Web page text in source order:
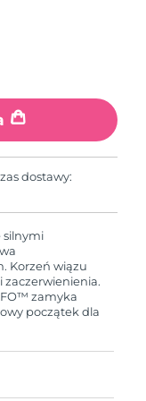
dostawy:
silnymi
Korzeń wiązu
zaczerwienienia.
zamyka
początek dla
08/08/2026
czas dostawy
11/08/2026
czas dostawy
13/08/2026
czas dostawy
10/08/2026
czas dostawy
08/08/2026
czas dostawy